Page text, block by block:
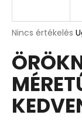
A
átlagos
értékelése
5-
ből
0,0
csillag.
Nincs értékelés
A
á
n
j
u